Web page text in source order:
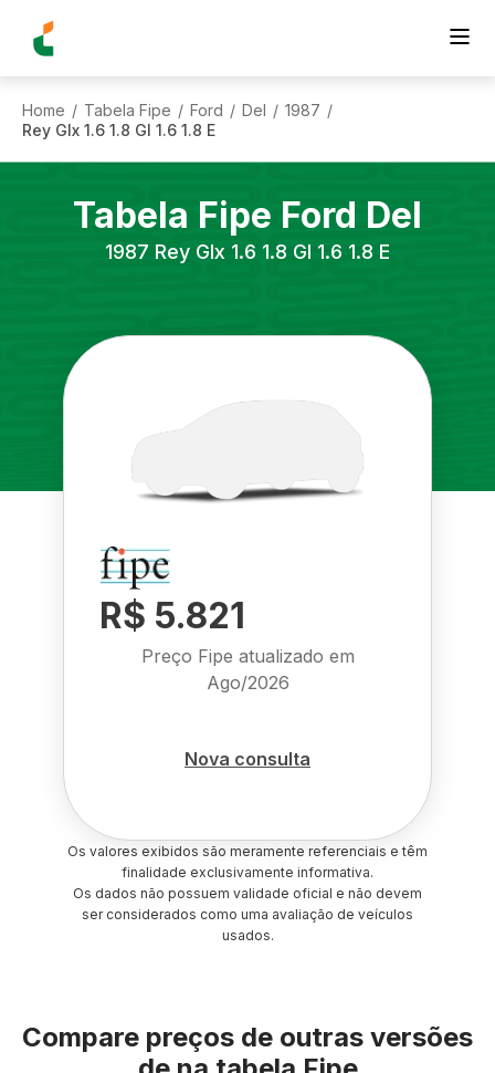
Home / Tabela Fipe / Ford / Del / 1987 /
Rey Glx 1.6 1.8 Gl 1.6 1.8 E
Tabela Fipe Ford Del
1987 Rey Glx 1.6 1.8 Gl 1.6 1.8 E
R$ 5.821
Preço Fipe atualizado em
Ago/2026
Nova consulta
Os valores exibidos são meramente referenciais e têm
finalidade exclusivamente informativa.
Os dados não possuem validade oficial e não devem
ser considerados como uma avaliação de veículos
usados.
Compare preços de outras versões